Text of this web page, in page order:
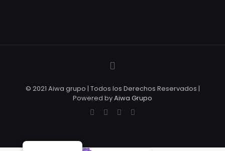
© 2021 Aiwa grupo | Todos los Derechos Reservados |
Powered byAiwa Grupo